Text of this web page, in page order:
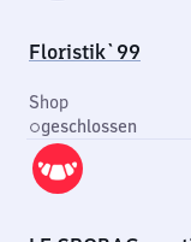
Floristik`99
Shop
geschlossen